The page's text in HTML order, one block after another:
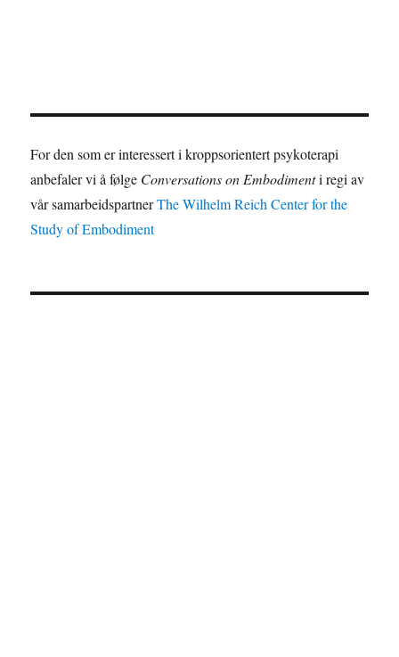
For den som er interessert i kroppsorientert psykoterapi
anbefaler vi å følge Conversations on Embodimenti regi av
vår samarbeidspartnerThe Wilhelm Reich Center for the
Study of Embodiment